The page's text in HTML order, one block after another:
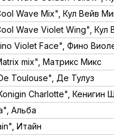
Wave Mix", Кул Вейв
Wave Violet Wing", Кул
Violet Face", Фино
mix", Матрикс Микс
Toulouse", Де Тулуз
Charlotte", Кенигин
Альба
Итайн